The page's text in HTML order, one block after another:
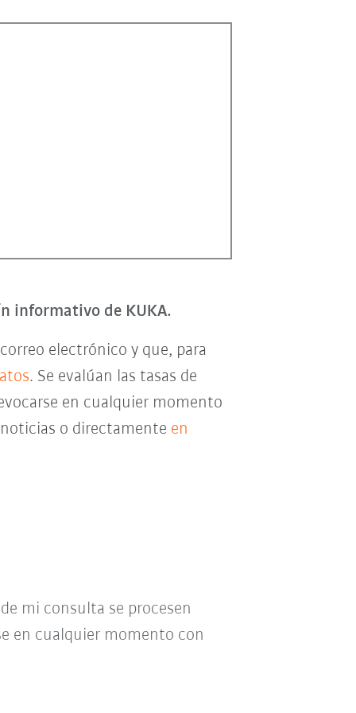
informativo de KUKA.
electrónico y que, para
. Se evalúan las tasas de
en cualquier momento
o directamente en
mi consulta se procesen
en cualquier momento con